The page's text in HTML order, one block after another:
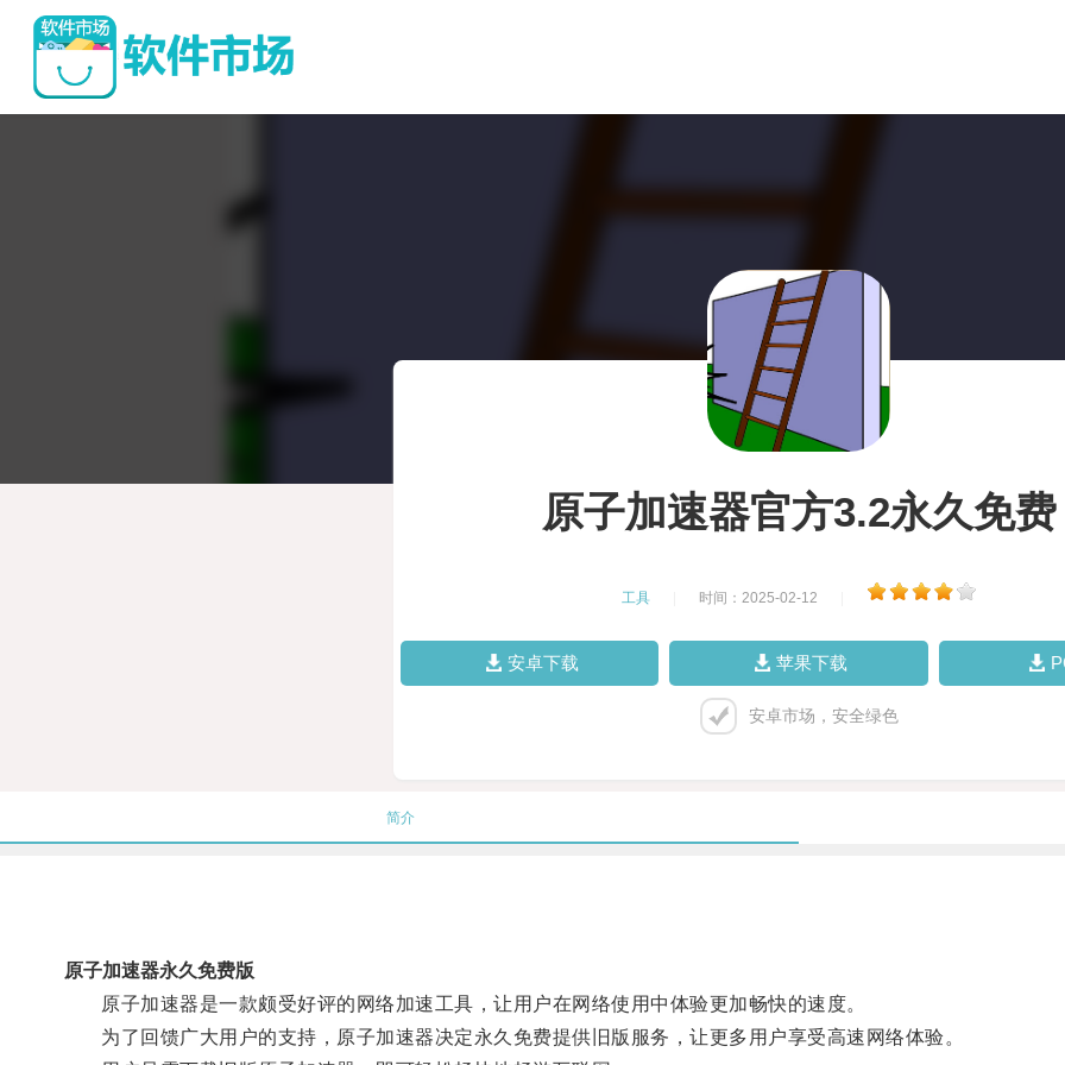
原子加速器官方3.2永久免费
工具 时间：2025-02-12
安卓下载 苹果下载
安卓市场，安全绿色
简介
原子加速器永久免费版
原子加速器是一款颇受好评的网络加速工具，让用户在网络使用中体验更加畅快的速度。
为了回馈广大用户的支持，原子加速器决定永久免费提供旧版服务，让更多用户享受高速网络体验。